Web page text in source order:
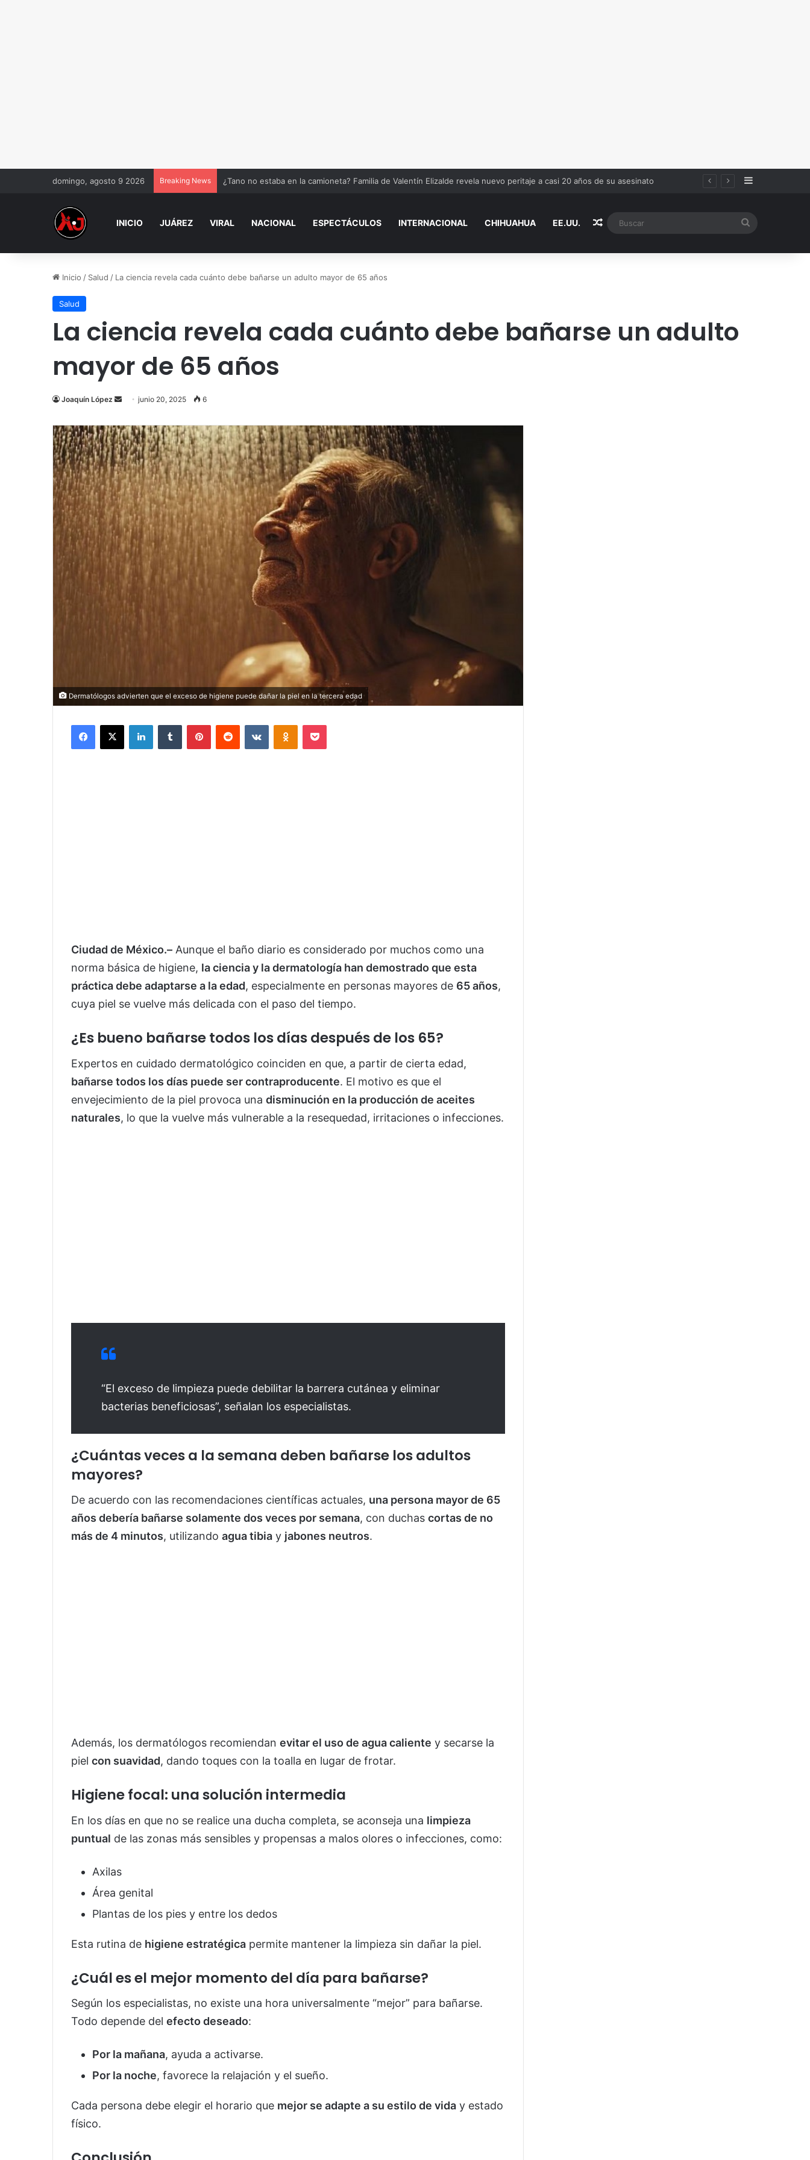
domingo, agosto 9 2026 Breaking News Cuidado adultos mayores podrían perder el pago de la Pensión Bienestar si incumplen estas reglas Sidebar
INICIO JUÁREZ VIRAL NACIONAL ESPECTÁCULOS INTERNACIONAL CHIHUAHUA EE.UU. Random Article
Inicio / Salud / La ciencia revela cada cuánto debe bañarse un adulto mayor de 65 años
Salud
La ciencia revela cada cuánto debe bañarse un adulto
mayor de 65 años
Joaquín López
Send
email
junio 20, 2025 6
Dermatólogos advierten que el exceso de higiene puede dañar la piel en la tercera edad
Facebook
X LinkedInTumblr PinterestReddit VKontakteOdnoklassniki
Pocket
Ciudad de México.– Aunque el baño diario es considerado por muchos como una
norma básica de higiene, la ciencia y la dermatología han demostrado que esta
práctica debe adaptarse a la edad, especialmente en personas mayores de 65 años,
cuya piel se vuelve más delicada con el paso del tiempo.
¿Es bueno bañarse todos los días después de los 65?
Expertos en cuidado dermatológico coinciden en que, a partir de cierta edad,
bañarse todos los días puede ser contraproducente. El motivo es que el
envejecimiento de la piel provoca una disminución en la producción de aceites
naturales, lo que la vuelve más vulnerable a la resequedad, irritaciones o infecciones.
“El exceso de limpieza puede debilitar la barrera cutánea y eliminar
bacterias beneficiosas”, señalan los especialistas.
¿Cuántas veces a la semana deben bañarse los adultos
mayores?
De acuerdo con las recomendaciones científicas actuales, una persona mayor de 65
años debería bañarse solamente dos veces por semana, con duchas cortas de no
más de 4 minutos, utilizando agua tibia y jabones neutros.
Además, los dermatólogos recomiendan evitar el uso de agua caliente y secarse la
piel con suavidad, dando toques con la toalla en lugar de frotar.
Higiene focal: una solución intermedia
En los días en que no se realice una ducha completa, se aconseja una limpieza
puntual de las zonas más sensibles y propensas a malos olores o infecciones, como:
Axilas
Área genital
Plantas de los pies y entre los dedos
Esta rutina de higiene estratégica permite mantener la limpieza sin dañar la piel.
¿Cuál es el mejor momento del día para bañarse?
Según los especialistas, no existe una hora universalmente “mejor” para bañarse.
Todo depende del efecto deseado:
Por la mañana, ayuda a activarse.
Por la noche, favorece la relajación y el sueño.
Cada persona debe elegir el horario que mejor se adapte a su estilo de vida y estado
físico.